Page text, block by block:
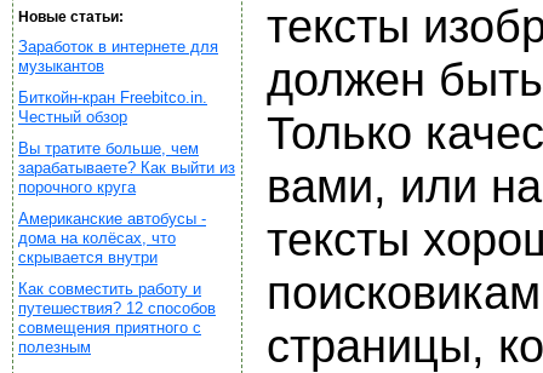
Новые статьи:
Заработок в интернете для
музыкантов
Биткойн-кран Freebitco.in.
Честный обзор
Вы тратите больше, чем
зарабатываете? Как выйти из
порочного круга
Американские автобусы -
дома на колёсах, что
скрывается внутри
Как совместить работу и
путешествия? 12 способов
совмещения приятного с
полезным
тексты
должен
Только
вами, или
тексты
страницы,